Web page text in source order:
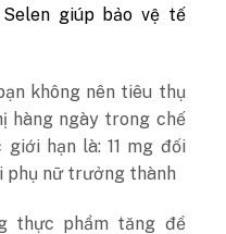
giúp bảo vệ tế
không nên tiêu thụ
hàng ngày trong chế
hạn là: 11 mg đối
phụ nữ trưởng thành
thực phẩm tăng đề